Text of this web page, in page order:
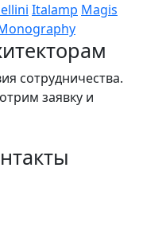
Italamp Magis
сотрудничества.
заявку и